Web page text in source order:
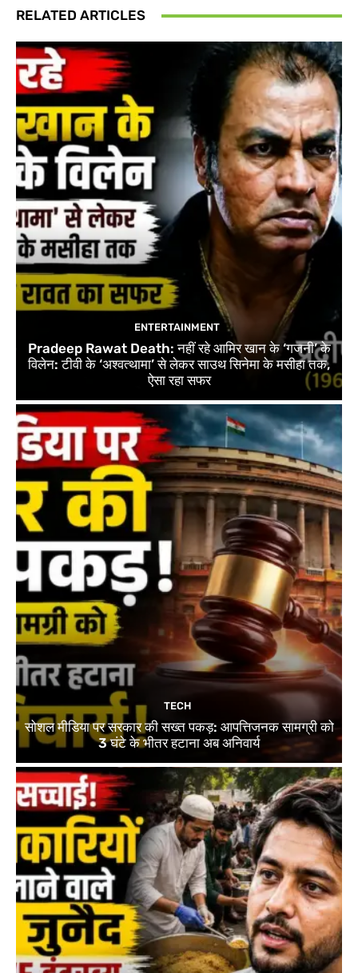
RELATED ARTICLES
ENTERTAINMENT
Pradeep Rawat Death: नहीं रहे आमिर खान के ‘गजनी’ के
विलेन: टीवी के ‘अश्वत्थामा’ से लेकर साउथ सिनेमा के मसीहा तक,
ऐसा रहा सफर
TECH
सोशल मीडिया पर सरकार की सख्त पकड़: आपत्तिजनक सामग्री को
3 घंटे के भीतर हटाना अब अनिवार्य